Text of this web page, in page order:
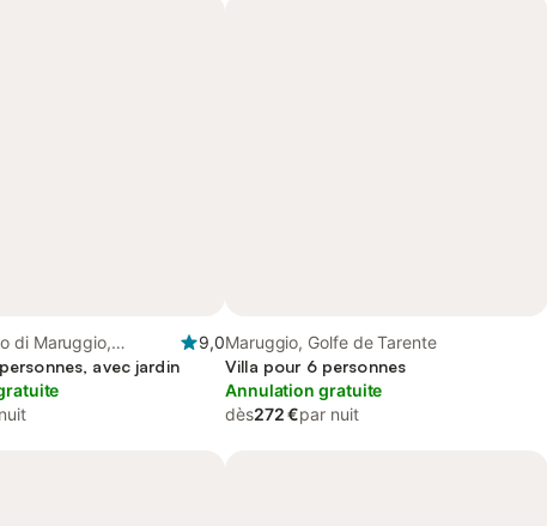
di Maruggio,
9,0
avec jardin
Maruggio, Golfe de Tarente
Villa pour 6 personnes
Annulation gratuite
dès272 €par nuit